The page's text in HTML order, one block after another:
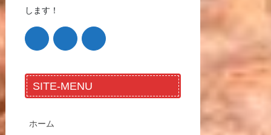
します！
SITE-MENU
ホーム